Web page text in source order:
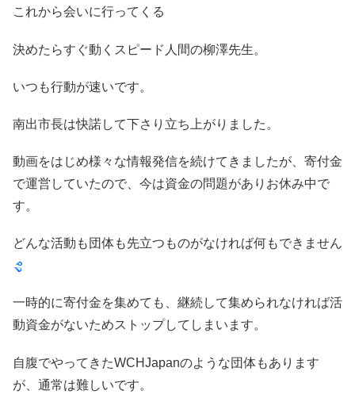
これから会いに行ってくる
決めたらすぐ動くスピード人間の柳澤先生。
いつも行動が速いです。
南出市長は快諾して下さり立ち上がりました。
動画をはじめ様々な情報発信を続けてきましたが、寄付金
で運営していたので、今は資金の問題がありお休み中で
す。
どんな活動も団体も先立つものがなければ何もできません
一時的に寄付金を集めても、継続して集められなければ活
動資金がないためストップしてしまいます。
自腹でやってきたWCHJapanのような団体もあります
が、通常は難しいです。